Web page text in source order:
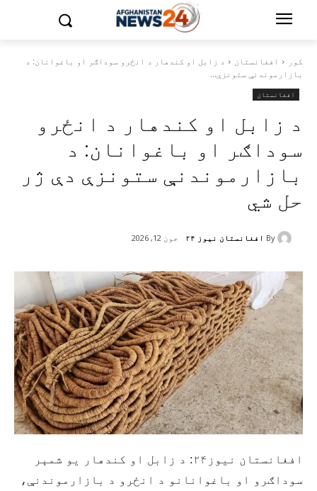
کور افغانستان
د زابل او کندهار د انځرو سوداګر او باغوانان: د
بازارموندنې ستونزې...
افغانستان
د زابل او کندهار د انځرو
سوداګر او باغوانان: د
بازارموندنې ستونزې دې ژر
حل شي
By افغانستان نیوز ۲۴ جون 12, 2026
افغانستان نيوز۲۴: د زابل او کندهار یو شمېر
سوداګرو او باغوانانو د انځرو د بازارموندنې،